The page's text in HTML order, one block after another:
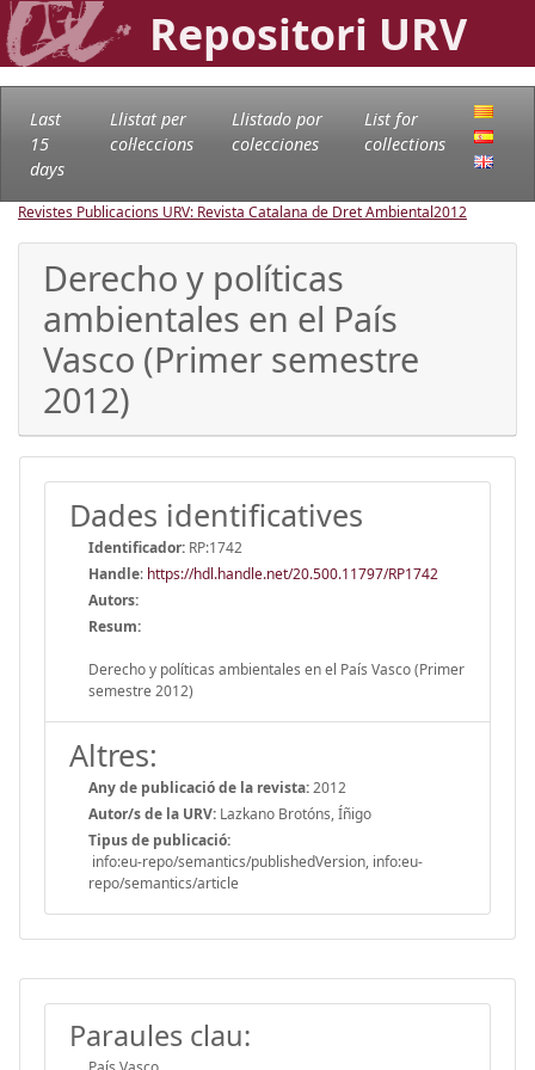
Repositori URV
Last
15
days
Llistat per
col·leccions
Llistado por
colecciones
List for
collections
Revistes Publicacions URV: Revista Catalana de Dret Ambiental2012
Derecho y políticas
ambientales en el País
Vasco (Primer semestre
2012)
Dades identificatives
Identificador: RP:1742
Handle: https://hdl.handle.net/20.500.11797/RP1742
Autors:
Resum:
Derecho y políticas ambientales en el País Vasco (Primer
semestre 2012)
Altres:
Any de publicació de la revista:2012
Autor/s de la URV: Lazkano Brotóns, Íñigo
Tipus de publicació:
info:eu-repo/semantics/publishedVersion, info:eu-
repo/semantics/article
Paraules clau: